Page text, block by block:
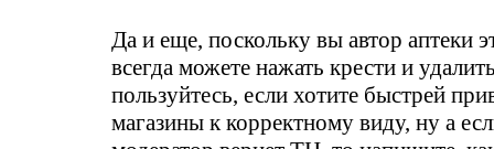
Да и еще, поскольку вы автор аптеки
всегда можете нажать крести и
пользуйтесь, если хотите быстрей
магазины к корректному виду, ну а